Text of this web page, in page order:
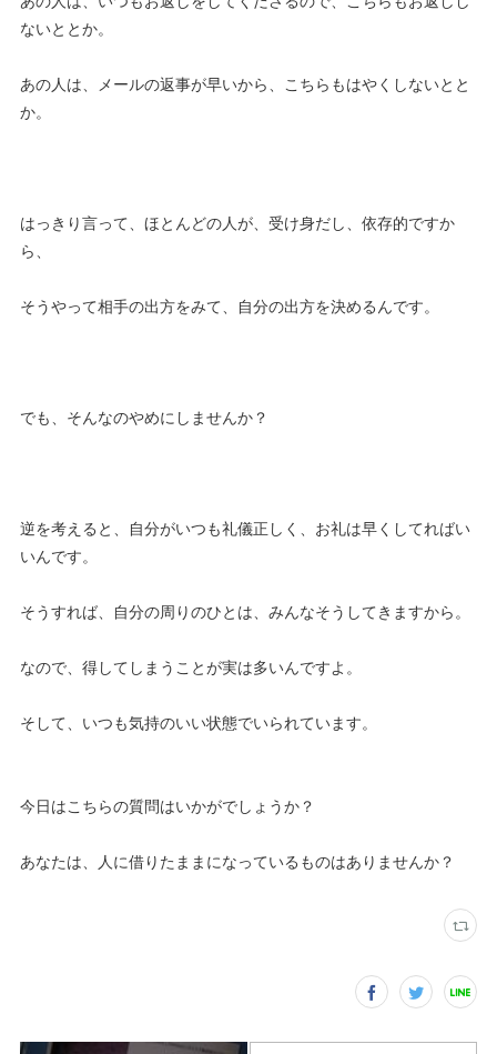
ないととか。
あの人は、メールの返事が早いから、こちらもはやくしないとと
か。
はっきり言って、ほとんどの人が、受け身だし、依存的ですか
ら、
そうやって相手の出方をみて、自分の出方を決めるんです。
でも、そんなのやめにしませんか？
逆を考えると、自分がいつも礼儀正しく、お礼は早くしてればい
いんです。
そうすれば、自分の周りのひとは、みんなそうしてきますから。
なので、得してしまうことが実は多いんですよ。
そして、いつも気持のいい状態でいられています。
今日はこちらの質問はいかがでしょうか？
あなたは、人に借りたままになっているものはありませんか？